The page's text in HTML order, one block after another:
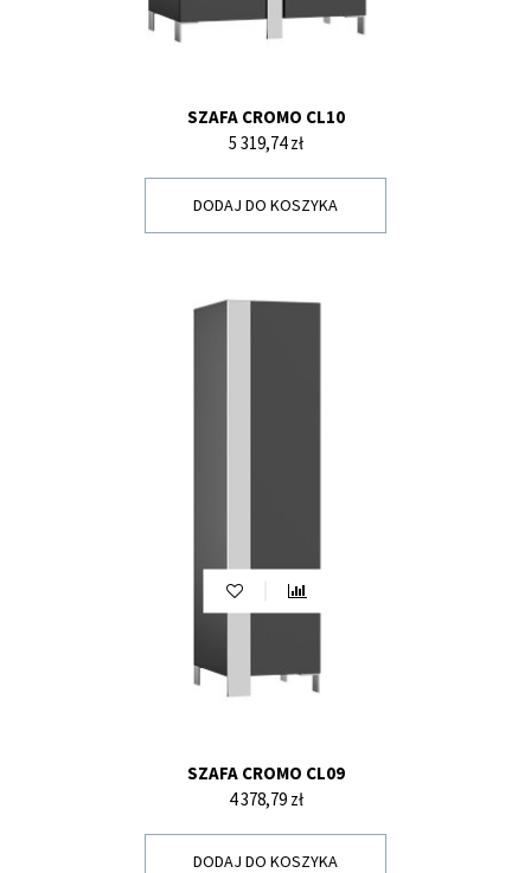
SZAFA CROMO CL10
Cena
5 319,74 zł
DODAJ DO KOSZYKA
SZAFA CROMO CL09
Cena
4 378,79 zł
DODAJ DO KOSZYKA